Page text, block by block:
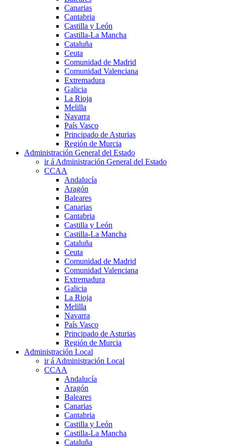
Canarias
Cantabria
Castilla y León
Castilla-La Mancha
Cataluña
Ceuta
Comunidad de Madrid
Comunidad Valenciana
Extremadura
Galicia
La Rioja
Melilla
Navarra
País Vasco
Principado de Asturias
Región de Murcia
Administración General del Estado
ir á Administración General del Estado
CCAA
Andalucía
Aragón
Baleares
Canarias
Cantabria
Castilla y León
Castilla-La Mancha
Cataluña
Ceuta
Comunidad de Madrid
Comunidad Valenciana
Extremadura
Galicia
La Rioja
Melilla
Navarra
País Vasco
Principado de Asturias
Región de Murcia
Administración Local
ir á Administración Local
CCAA
Andalucía
Aragón
Baleares
Canarias
Cantabria
Castilla y León
Castilla-La Mancha
Cataluña